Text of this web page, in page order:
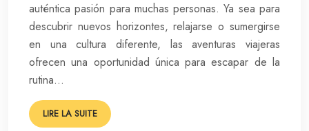
auténtica pasión para muchas personas. Ya sea para
descubrir nuevos horizontes, relajarse o sumergirse
en una cultura diferente, las aventuras viajeras
ofrecen una oportunidad única para escapar de la
rutina…
LIRE LA SUITE